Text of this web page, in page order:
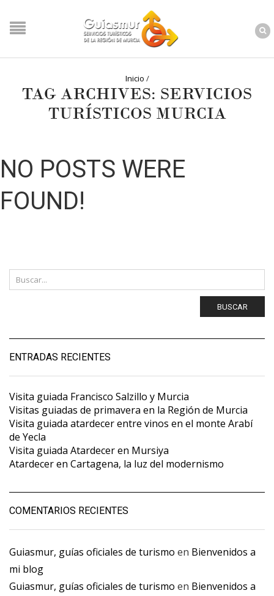
Inicio /
TAG ARCHIVES: SERVICIOS
TURÍSTICOS MURCIA
NO POSTS WERE
FOUND!
BUSCAR
ENTRADAS RECIENTES
Visita guiada Francisco Salzillo y Murcia
Visitas guiadas de primavera en la Región de Murcia
Visita guiada atardecer entre vinos en el monte Arabí
de Yecla
Visita guiada Atardecer en Mursiya
Atardecer en Cartagena, la luz del modernismo
COMENTARIOS RECIENTES
Guiasmur, guías oficiales de turismo en Bienvenidos a
mi blog
Guiasmur, guías oficiales de turismo en Bienvenidos a